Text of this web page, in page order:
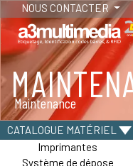
NOUS CONTACTER
Maintenance
Tablettes durcies -
CATALOGUE MATÉRIEL
Imprimantes
Système de dépose